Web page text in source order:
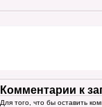
Комментарии к
Для того, что бы оставить